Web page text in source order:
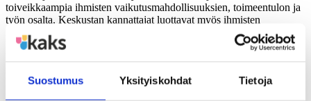
Suostumus Yksityiskohdat Tietoja
toiveikkaampia ihmisten vaikutusmahdollisuuksien, toimeentulon ja
työn osalta. Keskustan kannattajat luottavat myös ihmisten
mahdollisuuksiin tulla vastaisuudessa toimeen, mutta etenkin
kotikunnan tulevaisuuteen suhtaudutaan toiveikkain mielin.
Perussuomalaisten tukijoiden näkemykset painottuvat pessimismin